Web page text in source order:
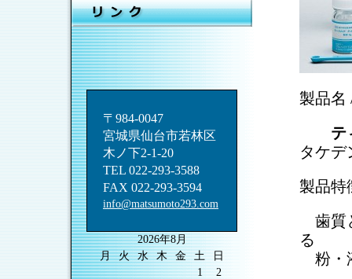
〒984-0047
宮城県仙台市若林区
木ノ下2-1-20
TEL 022-293-3588
FAX 022-293-3594
info@matsumoto293.com
2026年8月
月
火 水 木 金 土
日
1
2
製品
テ
タケデ
製品特
歯質
る
粉・